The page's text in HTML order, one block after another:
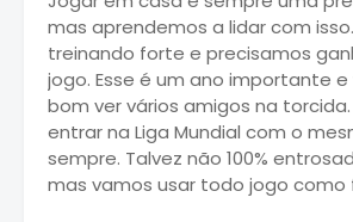
mas aprendemos a lidar com
treinando forte e precisamos
jogo. Esse é um ano importante
bom ver vários amigos na
entrar na Liga Mundial com o
sempre. Talvez não 100%
mas vamos usar todo jogo como